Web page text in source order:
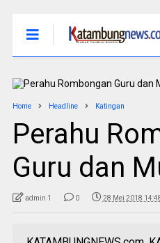
Home Headline Katingan
Perahu
Guru dan
admin 1 0 28 Mei 2018